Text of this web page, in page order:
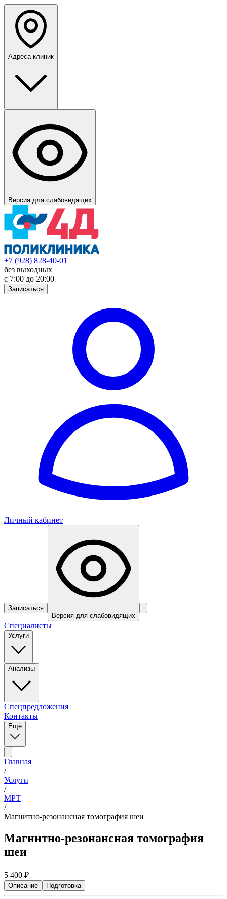
Адреса клиник
Версия для слабовидящих
+7 (928) 828-40-01
без выходных
с 7:00 до 20:00
Записаться
Личный кабинет
Записаться
Версия для слабовидящих
Специалисты
Услуги
Анализы
Спецпредложения
Контакты
Ещё
Главная
/
Услуги
/
МРТ
/
Магнитно-резонансная томография шеи
Магнитно-резонансная томография
шеи
5 400 ₽
Описание Подготовка